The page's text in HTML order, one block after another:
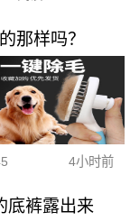
那样吗？
4小时前
底裤露出来